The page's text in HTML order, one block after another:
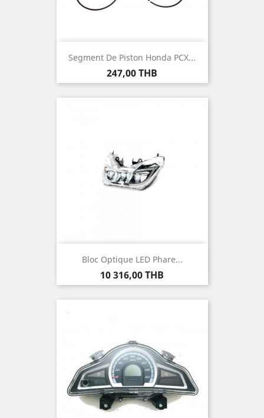
Segment De Piston Honda PCX...
Prix
247,00 THB
Bloc Optique LED Phare...
Prix
10 316,00 THB